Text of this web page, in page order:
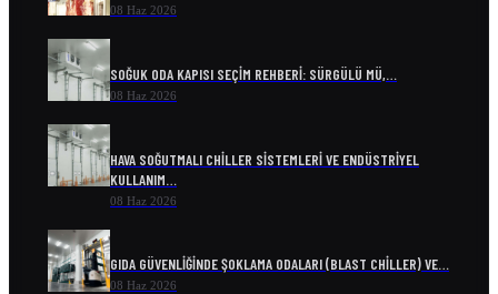
08 Haz 2026
SOĞUK ODA KAPISI SEÇIM REHBERI: SÜRGÜLÜ MÜ,…
08 Haz 2026
HAVA SOĞUTMALI CHILLER SISTEMLERI VE ENDÜSTRIYEL
KULLANIM…
08 Haz 2026
GIDA GÜVENLIĞINDE ŞOKLAMA ODALARI (BLAST CHILLER) VE…
08 Haz 2026